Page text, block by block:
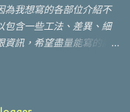
為我想寫的各部位介紹不
包含一些工法、差異、細
訊，希望盡量能寫的詳
點點寫好了...